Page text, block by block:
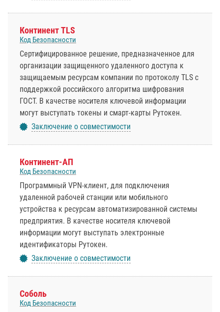
Континент TLS
Код Безопасности
Сертифицированное решение, предназначенное для
организации защищенного удаленного доступа к
защищаемым ресурсам компании по протоколу TLS с
поддержкой российского алгоритма шифрования
ГОСТ. В качестве носителя ключевой информации
могут выступать токены и смарт-карты Рутокен.
Заключение о совместимости
Континент-АП
Код Безопасности
Программный VPN-клиент, для подключения
удаленной рабочей станции или мобильного
устройства к ресурсам автоматизированной системы
предприятия. В качестве носителя ключевой
информации могут выступать электронные
идентификаторы Рутокен.
Заключение о совместимости
Соболь
Код Безопасности